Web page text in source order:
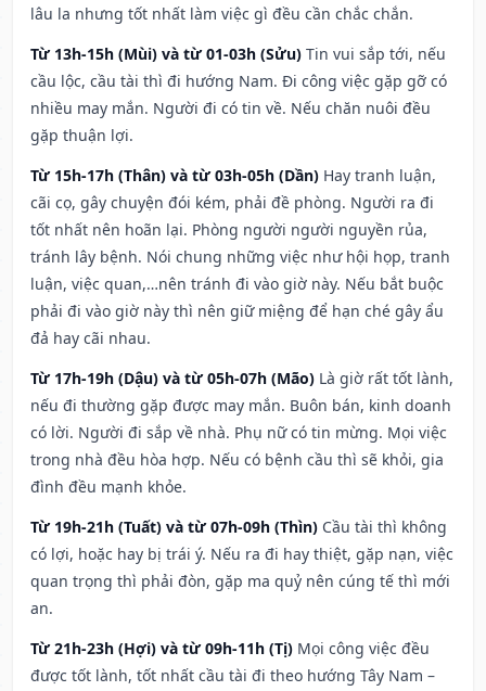
lâu la nhưng tốt nhất làm việc gì đều cần chắc chắn.
Từ 13h-15h (Mùi) và từ 01-03h (Sửu) Tin vui sắp tới, nếu
cầu lộc, cầu tài thì đi hướng Nam. Đi công việc gặp gỡ có
nhiều may mắn. Người đi có tin về. Nếu chăn nuôi đều
gặp thuận lợi.
Từ 15h-17h (Thân) và từ 03h-05h (Dần) Hay tranh luận,
cãi cọ, gây chuyện đói kém, phải đề phòng. Người ra đi
tốt nhất nên hoãn lại. Phòng người người nguyền rủa,
tránh lây bệnh. Nói chung những việc như hội họp, tranh
luận, việc quan,…nên tránh đi vào giờ này. Nếu bắt buộc
phải đi vào giờ này thì nên giữ miệng để hạn ché gây ẩu
đả hay cãi nhau.
Từ 17h-19h (Dậu) và từ 05h-07h (Mão) Là giờ rất tốt lành,
nếu đi thường gặp được may mắn. Buôn bán, kinh doanh
có lời. Người đi sắp về nhà. Phụ nữ có tin mừng. Mọi việc
trong nhà đều hòa hợp. Nếu có bệnh cầu thì sẽ khỏi, gia
đình đều mạnh khỏe.
Từ 19h-21h (Tuất) và từ 07h-09h (Thìn) Cầu tài thì không
có lợi, hoặc hay bị trái ý. Nếu ra đi hay thiệt, gặp nạn, việc
quan trọng thì phải đòn, gặp ma quỷ nên cúng tế thì mới
an.
Từ 21h-23h (Hợi) và từ 09h-11h (Tị) Mọi công việc đều
được tốt lành, tốt nhất cầu tài đi theo hướng Tây Nam –